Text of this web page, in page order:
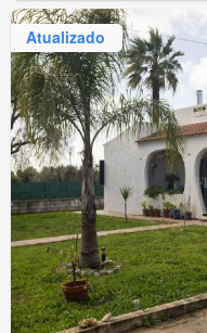
Atualizado